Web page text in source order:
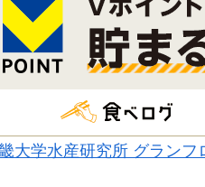
大学水産研究所 グラン